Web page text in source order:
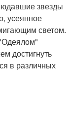
звезды
усеянное
светом.
достигнуть
в различных